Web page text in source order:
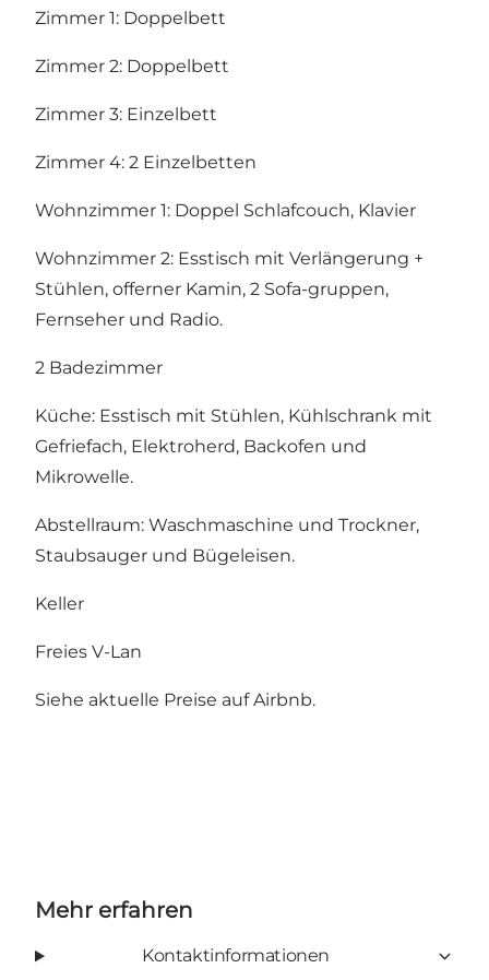
Zimmer 1: Doppelbett
Zimmer 2: Doppelbett
Zimmer 3: Einzelbett
Zimmer 4: 2 Einzelbetten
Wohnzimmer 1: Doppel Schlafcouch, Klavier
Wohnzimmer 2: Esstisch mit Verlängerung +
Stühlen, offerner Kamin, 2 Sofa-gruppen,
Fernseher und Radio.
2 Badezimmer
Küche: Esstisch mit Stühlen, Kühlschrank mit
Gefriefach, Elektroherd, Backofen und
Mikrowelle.
Abstellraum: Waschmaschine und Trockner,
Staubsauger und Bügeleisen.
Keller
Freies V-Lan
Siehe aktuelle Preise auf Airbnb.
Mehr erfahren
Kontaktinformationen